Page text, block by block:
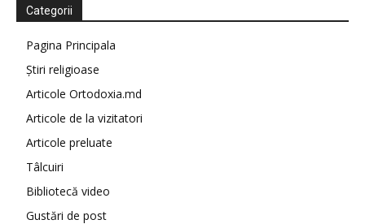
Categorii
Pagina Principala
Știri religioase
Articole Ortodoxia.md
Articole de la vizitatori
Articole preluate
Tâlcuiri
Bibliotecă video
Gustări de post